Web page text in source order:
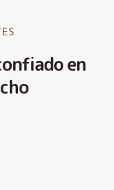
en